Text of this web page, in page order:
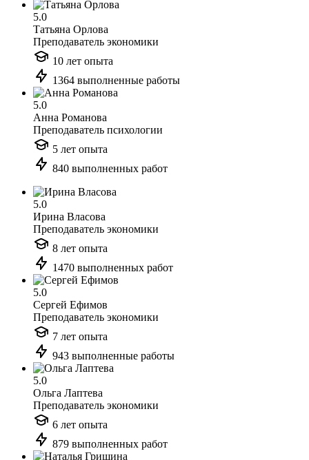
5.0
Татьяна Орлова
Преподаватель экономики
10 лет опыта
1364 выполненные работы
5.0
Анна Романова
Преподаватель психологии
5 лет опыта
840 выполненных работ
5.0
Ирина Власова
Преподаватель экономики
8 лет опыта
1470 выполненных работ
5.0
Сергей Ефимов
Преподаватель экономики
7 лет опыта
943 выполненные работы
5.0
Ольга Лаптева
Преподаватель экономики
6 лет опыта
879 выполненных работ